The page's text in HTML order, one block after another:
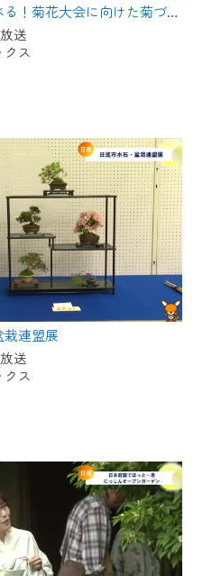
【日進】菊の栽培を学べる！菊花大会に向けた菊づくり講習会
送
ス
栽連盟展
送
ス
インには、MyIDが必
TVを含むCCNetの
頂くためのIDです。
のフリーメールアドレ
）
イン・MyIDの新規登
用中の方は引き続き
。
＞
ーアルにともないメ
しています。
の画面が「メン
、ご利用いただけませ
しますが、ご了承の程
します。